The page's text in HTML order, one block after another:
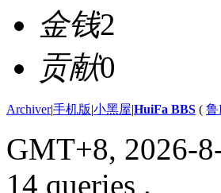
金钱2
贡献0
Archiver|手机版|小黑屋|HuiFa BBS ( 鲁
GMT+8, 2026-
14 queries .